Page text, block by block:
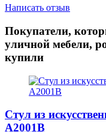
Написать отзыв
Покупатели,
уличной мебели,
купили
Стул из
A2001B